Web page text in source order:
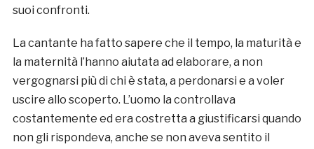
suoi confronti.
La cantante ha fatto sapere che il tempo, la maturità e
la maternità l’hanno aiutata ad elaborare, a non
vergognarsi più di chi è stata, a perdonarsi e a voler
uscire allo scoperto. L’uomo la controllava
costantemente ed era costretta a giustificarsi quando
non gli rispondeva, anche se non aveva sentito il